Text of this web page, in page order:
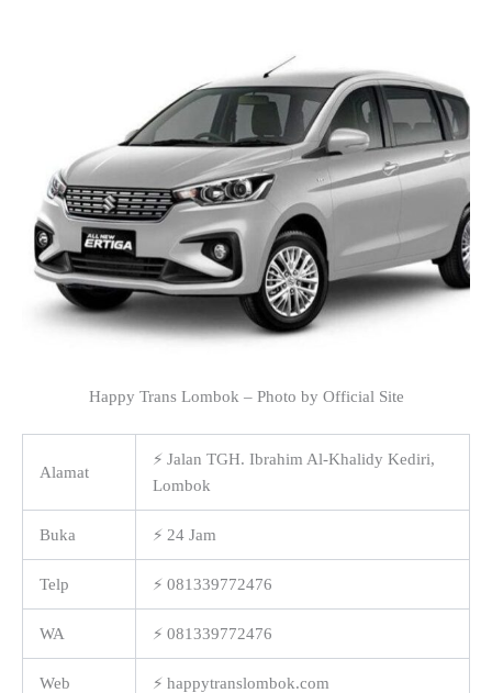
Happy Trans Lombok – Photo by Official Site
Alamat
⚡ Jalan TGH. Ibrahim Al-Khalidy Kediri,
Lombok
Buka ⚡ 24 Jam
Telp ⚡ 081339772476
WA ⚡ 081339772476
Web ⚡ happytranslombok.com